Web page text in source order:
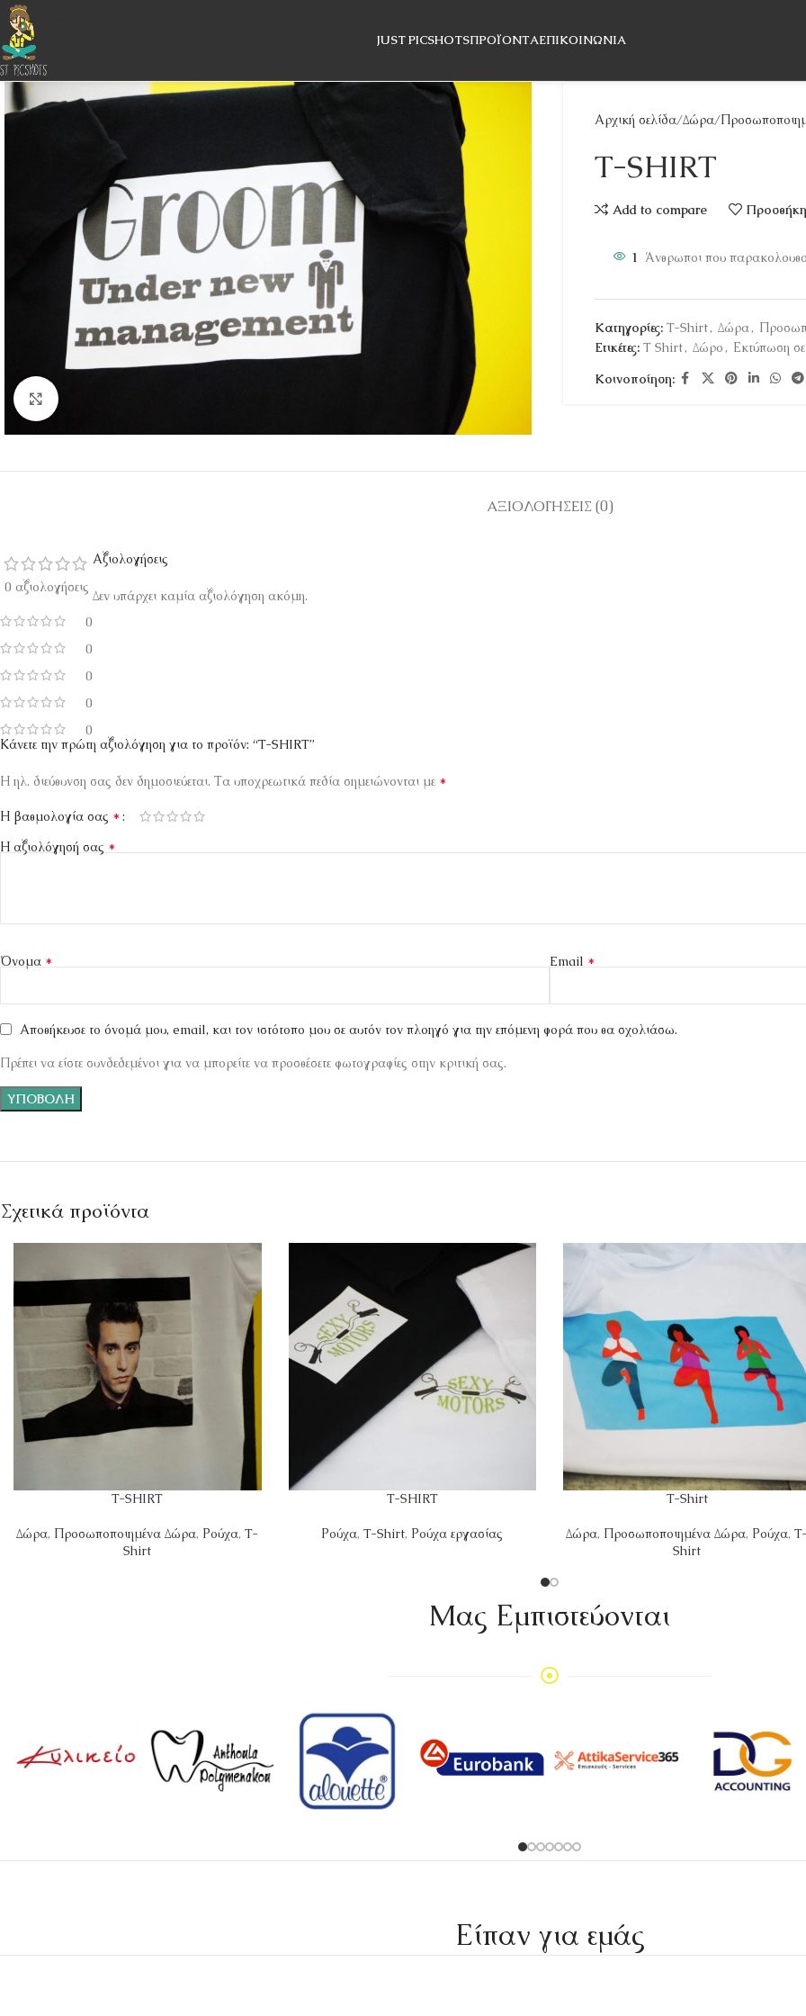
Skip to navigation
Skip to main content
JUST PICSHOTSΠΡΟΪΌΝΤΑΕΠΙΚΟΙΝΩΝΊΑ
Αρχική σελίδα Δώρα
T-SHIRT
Add to compare Προσθήκη
1 Άνθρωποι που
Κατηγορίες: T-Shirt, Δώρα,
Ετικέτες: T Shirt, Δώρο , Εκτύπωση
Κοινοποίηση:
ΑΞΙΟΛΟΓΉΣΕΙΣ (0)
0 αξιολογήσεις
0
0
0
0
0
Αξιολογήσεις
Δεν υπάρχει καμία αξιολόγηση ακόμη.
Κάνετε την πρώτη αξιολόγηση για το προϊόν: “T-SHIRT”
Η ηλ. διεύθυνση σας δεν δημοσιεύεται. Τα υποχρεωτικά πεδία σημειώνονται με *
Η βαθμολογία σας *
Η αξιολόγησή σας *
Όνομα * Email *
Αποθήκευσε το όνομά μου, email, και τον ιστότοπο μου σε αυτόν τον πλοηγό για την επόμενη φορά που θα σχολιάσω.
Πρέπει να είστε συνδεδεμένοι για να μπορείτε να προσθέσετε φωτογραφίες στην κριτική σας.
Σχετικά προϊόντα
T-SHIRT
Δώρα, Προσωποποιημένα Δώρα, Ρούχα,T-
Shirt
T-SHIRT
Ρούχα,T-Shirt, Ρούχα εργασίας
T-Shirt
Δώρα, Προσωποποιημένα Δώρα, Ρούχα,T-
Shirt
Mας Εμπιστεύονται
Είπαν για εμάς